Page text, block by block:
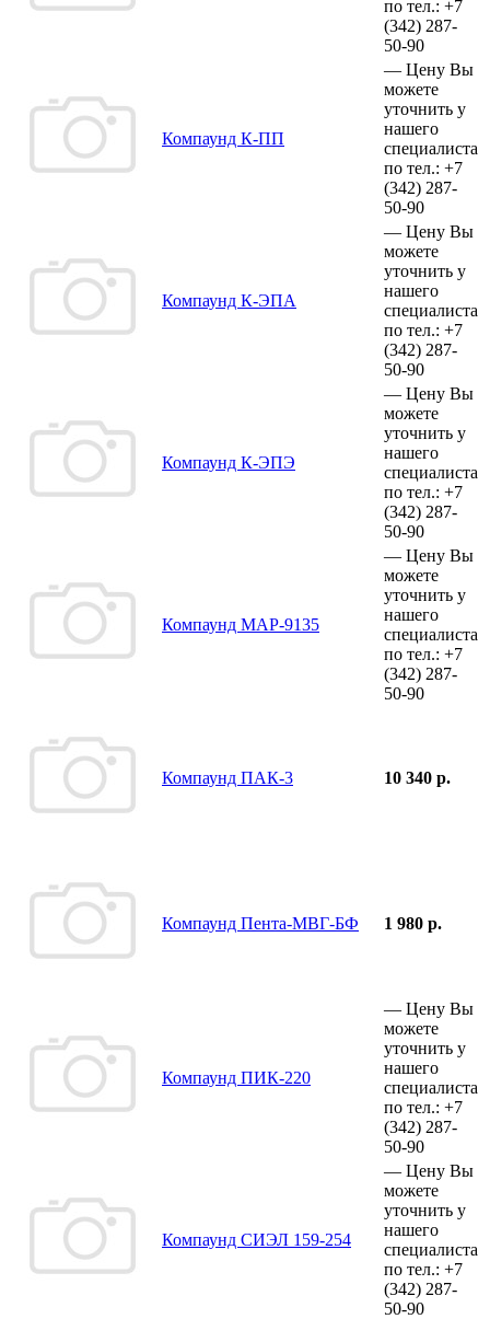
по тел.: +7
(342) 287-
50-90
Компаунд К-ПП
— Цену Вы
можете
уточнить у
нашего
специалиста
по тел.: +7
(342) 287-
50-90
Компаунд К-ЭПА
— Цену Вы
можете
уточнить у
нашего
специалиста
по тел.: +7
(342) 287-
50-90
Компаунд К-ЭПЭ
— Цену Вы
можете
уточнить у
нашего
специалиста
по тел.: +7
(342) 287-
50-90
Компаунд МАР-9135
— Цену Вы
можете
уточнить у
нашего
специалиста
по тел.: +7
(342) 287-
50-90
Компаунд ПАК-3 10 340 р.
Компаунд Пента-МВГ-БФ 1 980 р.
Компаунд ПИК-220
— Цену Вы
можете
уточнить у
нашего
специалиста
по тел.: +7
(342) 287-
50-90
Компаунд СИЭЛ 159-254
— Цену Вы
можете
уточнить у
нашего
специалиста
по тел.: +7
(342) 287-
50-90